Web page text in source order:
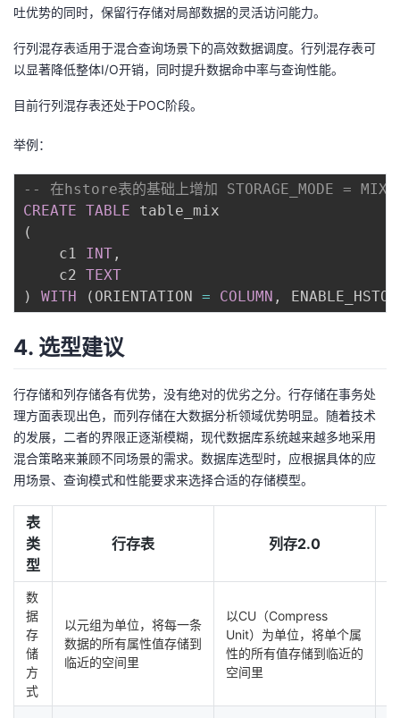
吐优势的同时，保留行存储对局部数据的灵活访问能力。
行列混存表适用于混合查询场景下的高效数据调度。行列混存表可
以显著降低整体I/O开销，同时提升数据命中率与查询性能。
目前行列混存表还处于POC阶段。
举例：
-- 在hstore表的基础上增加 STORAGE_MODE = MIX
CREATE TABLE
(
    c1
INT ,
    c2
TEXT
)
WITH ( ORIENTATION = COLUMN ,
4. 选型建议
行存储和列存储各有优势，没有绝对的优劣之分。行存储在事务处
理方面表现出色，而列存储在大数据分析领域优势明显。随着技术
的发展，二者的界限正逐渐模糊，现代数据库系统越来越多地采用
混合策略来兼顾不同场景的需求。数据库选型时，应根据具体的应
用场景、查询模式和性能要求来选择合适的存储模型。
表
类
型
行存表 列存2.0
数
据
存
储
方
式
以元组为单位，将每一条
数据的所有属性值存储到
临近的空间里
以CU（Compress
Unit）为单位，将单个属
性的所有值存储到临近的
空间里